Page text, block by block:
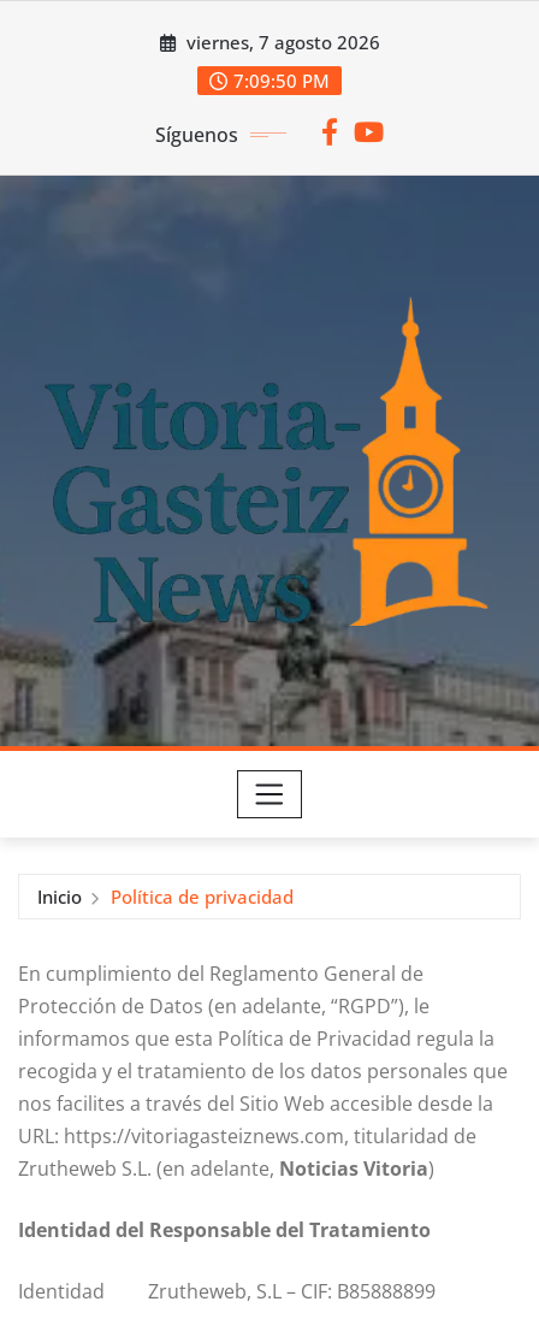
viernes, 7 agosto 2026
7:09:51 PM
Síguenos
Inicio Política de privacidad
En cumplimiento del Reglamento General de
Protección de Datos (en adelante, “RGPD”), le
informamos que esta Política de Privacidad regula la
recogida y el tratamiento de los datos personales que
nos facilites a través del Sitio Web accesible desde la
URL: https://vitoriagasteiznews.com, titularidad de
Zrutheweb S.L. (en adelante, Noticias Vitoria)
Identidad del Responsable del Tratamiento
Identidad Zrutheweb, S.L – CIF: B85888899